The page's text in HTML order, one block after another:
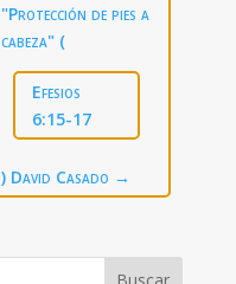
"Protección de pies a
cabeza" (
Efesios
6:15-17
) David Casado →